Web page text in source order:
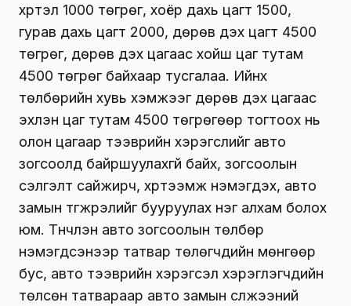
хүртэл 1000 төгрөг, хоёр дахь цагт 1500,
гурав дахь цагт 2000, дөрөв дэх цагт 4500
төгрөг, дөрөв дэх цагаас хойш цаг тутам
4500 төгрөг байхаар тусгалаа. Ийнхүү
төлбөрийн хувь хэмжээг дөрөв дэх цагаас
эхлэн цаг тутам 4500 төгрөгөөр тогтоох нь
олон цагаар тээврийн хэрэгслийг авто
зогсоолд байршуулахгүй байх, зогсоолын
сэлгэлт сайжирч, хүртээмж нэмэгдэх, авто
замын түгжрэлийг бууруулах нэг алхам болох
юм. Түүнчлэн авто зогсоолын төлбөр
нэмэгдсэнээр татвар төлөгчдийн мөнгөөр
бус, авто тээврийн хэрэгсэл хэрэглэгчдийн
төлсөн татвараар авто замын сүлжээний